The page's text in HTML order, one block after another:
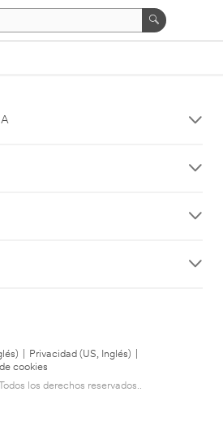
Privacidad (US, Inglés)
cookies
los derechos reservados..